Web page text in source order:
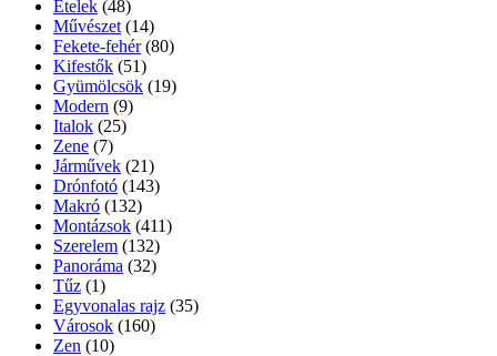
Ételek (48)
Művészet (14)
Fekete-fehér (80)
Kifestők (51)
Gyümölcsök (19)
Modern (9)
Italok (25)
Zene (7)
Járművek (21)
Drónfotó (143)
Makró (132)
Montázsok (411)
Szerelem (132)
Panoráma (32)
Tűz (1)
Egyvonalas rajz (35)
Városok (160)
Zen (10)